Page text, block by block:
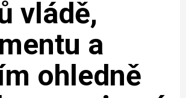
vládě,
a
ohledně